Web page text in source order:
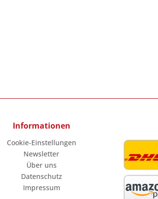
Informationen
Cookie-Einstellungen
Newsletter
Über uns
Datenschutz
Impressum